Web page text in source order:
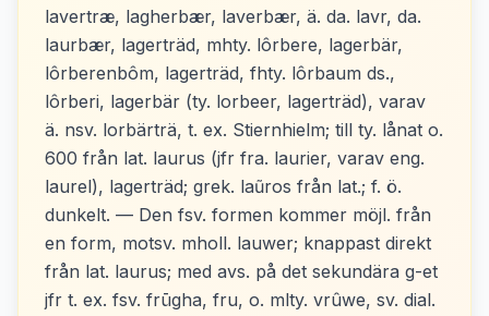
lavertræ, lagherbær, laverbær, ä. da. lavr, da.
laurbær, lagerträd, mhty. lôrbere, lagerbär,
lôrberenbôm, lagerträd, fhty. lôrbaum ds.,
lôrberi, lagerbär (ty. lorbeer, lagerträd), varav
ä. nsv. lorbärträ, t. ex. Stiernhielm; till ty. lånat o.
600 från lat. laurus (jfr fra. laurier, varav eng.
laurel), lagerträd; grek. laũros från lat.; f. ö.
dunkelt. — Den fsv. formen kommer möjl. från
en form, motsv. mholl. lauwer; knappast direkt
från lat. laurus; med avs. på det sekundära g-et
jfr t. ex. fsv. frūgha, fru, o. mlty. vrûwe, sv. dial.